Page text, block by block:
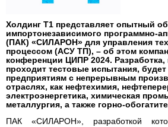
Холдинг Т1 представляет опытный
импортонезависимого программно-
(ПАК) «СИЛАРОН» для управления
процессом (АСУ ТП), – об этом
конференции ЦИПР 2024. Разработка,
проходит тестовые испытания, будет
предприятиям с непрерывным
отраслях, как нефтехимия,
электроэнергетика, химическая
металлургия, а также горно-
ПАК «СИЛАРОН», разработкой